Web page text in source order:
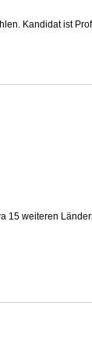
Kandidat ist
15 weiteren